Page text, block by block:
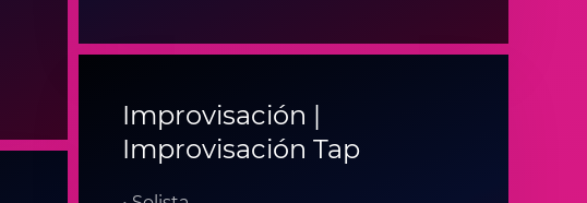
Improvisación |
Improvisación Tap